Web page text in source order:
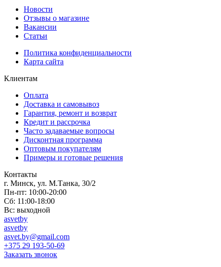
Новости
Отзывы о магазине
Вакансии
Статьи
Политика конфиденциальности
Карта сайта
Клиентам
Оплата
Доставка и самовывоз
Гарантия, ремонт и возврат
Кредит и рассрочка
Часто задаваемые вопросы
Дисконтная программа
Оптовым покупателям
Примеры и готовые решения
Контакты
г. Минск, ул. М.Танка, 30/2
Пн-пт: 10:00-20:00
Сб: 11:00-18:00
Вс: выходной
asvetby
asvetby
asvet.by@gmail.com
+375 29 193-50-69
Заказать звонок